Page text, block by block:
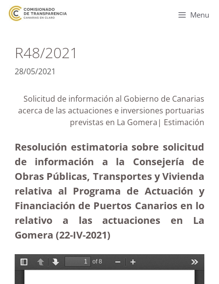
Menu
R48/2021
28/05/2021
Solicitud de información al Gobierno de Canarias
acerca de las actuaciones e inversiones portuarias
previstas en La Gomera| Estimación
Resolución estimatoria sobre solicitud
de información a la Consejería de
Obras Públicas, Transportes y Vivienda
relativa al Programa de Actuación y
Financiación de Puertos Canarios en lo
relativo a las actuaciones en La
Gomera (22-IV-2021)